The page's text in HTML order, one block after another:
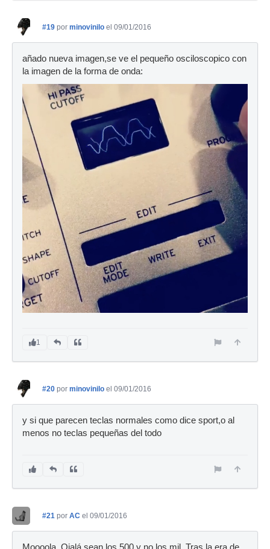
#19 por minovinilo el 09/01/2016
añado nueva imagen,se ve el pequeño osciloscopico con
la imagen de la forma de onda:
1
#20 por minovinilo el 09/01/2016
y si que parecen teclas normales como dice sport,o al
menos no teclas pequeñas del todo
#21 por AC el 09/01/2016
Moooola. Ojalá sean los 500 y no los mil. Tras la era de